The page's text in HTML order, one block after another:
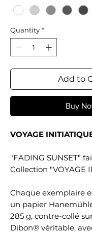
Quantity *
Add to
Buy
VOYAGE
"FADING SUNSET"
Collection "VOYAGE
Chaque exemplaire
un papier
285 g, contre-collé
Dibon® véritable,